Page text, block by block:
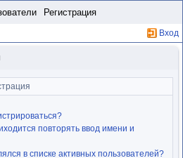
Регистрация
Вход
повторять ввод имени и
в списке активных пользователей?